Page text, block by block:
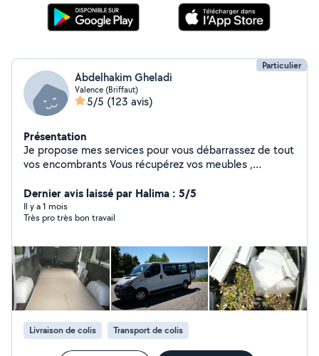
Particulier
Abdelhakim Gheladi
Valence (Briffaut)
5/5 (123 avis)
Présentation
Je propose mes services pour vous débarrassez de tout
vos encombrants Vous récupérez vos meubles ,
type de manutention lors de vos déménagement Je
loue une shampouineuse injecteur extracteur Je nettoie
vos canapé,matelas,tapis
Dernier avis laissé par Halima : 5/5
Il y a 1 mois
Très pro très bon travail
Livraison de colis Transport de colis